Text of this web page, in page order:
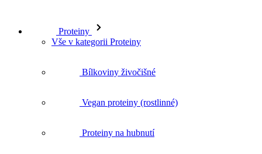
Proteiny
Vše v kategorii Proteiny
Bílkoviny živočišné
Vegan proteiny (rostlinné)
Proteiny na hubnutí